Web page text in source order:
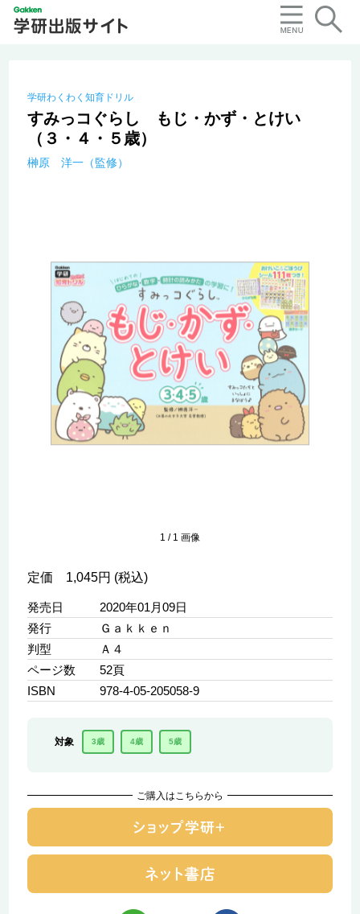
学研わくわく知育ドリル
すみっコぐらし もじ・かず・とけい
（３・４・５歳）
榊原 洋一（監修）
1 / 1 画像
定価 1,045円 (税込)
発売日
2020年01月09日
発行
Ｇａｋｋｅｎ
判型
Ａ４
ページ数
52頁
ISBN
978-4-05-205058-9
対象 3歳 4歳 5歳
ご購入はこちらから